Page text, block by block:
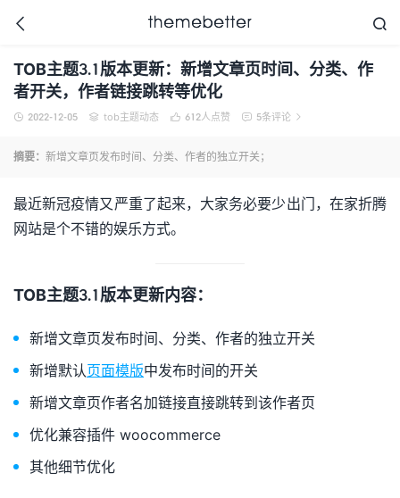

更好的WordPress主题,
主题开发商
 
TOB主题3.1版本更新：新增文章页时间、分类、作
者开关，作者链接跳转等优化
 2022-12-05  tob主题动态  612人点赞  5条评论 
摘要： 新增文章页发布时间、分类、作者的独立开关；
最近新冠疫情又严重了起来，大家务必要少出门，在家折腾
网站是个不错的娱乐方式。
TOB主题3.1版本更新内容：
新增文章页发布时间、分类、作者的独立开关
新增默认页面模版中发布时间的开关
新增文章页作者名加链接直接跳转到该作者页
优化兼容插件 woocommerce
其他细节优化